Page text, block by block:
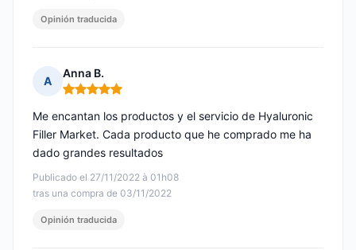
Opinión traducida
A
Anna B.
Nota: 5 de 5
Publicado el 27/11/2022 à 01h08
tras una compra de 03/11/2022
Me encantan los productos y el servicio de Hyaluronic
Filler Market. Cada producto que he comprado me ha
dado grandes resultados
Opinión traducida